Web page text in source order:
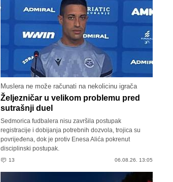
Muslera ne može računati na nekolicinu igrača
Željezničar u velikom problemu pred
sutrašnji duel
Sedmorica fudbalera nisu završila postupak
registracije i dobijanja potrebnih dozvola, trojica su
povrijeđena, dok je protiv Enesa Alića pokrenut
disciplinski postupak.
13 06.08.26. 13:05